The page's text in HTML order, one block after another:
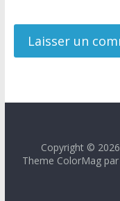
Copyright © 2026
Theme ColorMag par